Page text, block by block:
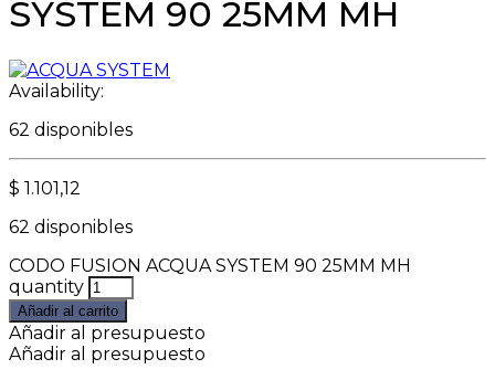
SYSTEM 90 25MM MH
Availability:
62 disponibles
$ 1.101,12
62 disponibles
CODO FUSION ACQUA SYSTEM 90 25MM MH
quantity
Añadir al carrito
Añadir al presupuesto
Añadir al presupuesto